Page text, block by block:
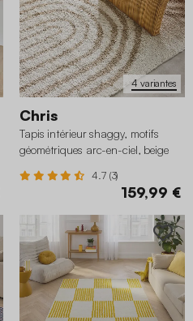
4 variantes
Chris
Tapis intérieur shaggy, motifs
géométriques arc-en-ciel, beige
4.7 (3)
159,99 €